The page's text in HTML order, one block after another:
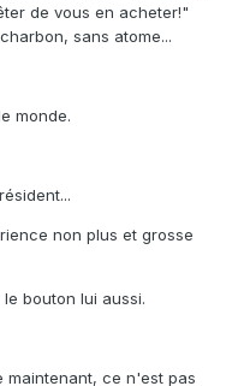
de vous en acheter!"
sans atome...
monde.
non plus et grosse
bouton lui aussi.
maintenant, ce n'est pas